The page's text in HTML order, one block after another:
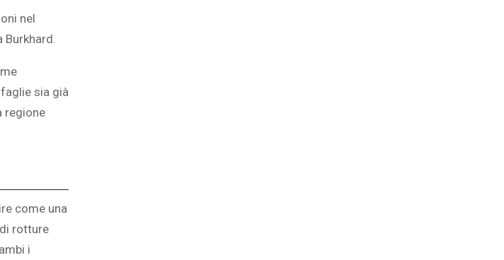
nel
Burkhard.
sia già
regione
come una
rotture
i